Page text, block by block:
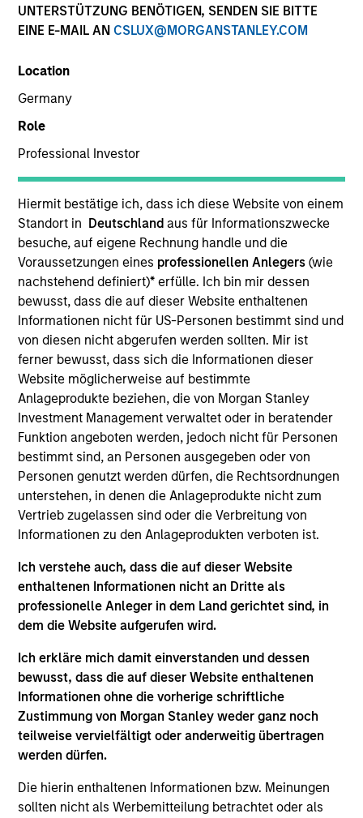
UNTERSTÜTZUNG BENÖTIGEN, SENDEN SIE BITTE
EINE E-MAIL AN CSLUX@MORGANSTANLEY.COM
Location
Germany
Role
Professional Investor
Hiermit bestätige ich, dass ich diese Website von einem
Standort in Deutschland aus für Informationszwecke
besuche, auf eigene Rechnung handle und die
Voraussetzungen eines professionellen Anlegers(wie
nachstehend definiert)* erfülle. Ich bin mir dessen
bewusst, dass die auf dieser Website enthaltenen
Informationen nicht für US-Personen bestimmt sind und
von diesen nicht abgerufen werden sollten. Mir ist
ferner bewusst, dass sich die Informationen dieser
Website möglicherweise auf bestimmte
Anlageprodukte beziehen, die von Morgan Stanley
Investment Management verwaltet oder in beratender
Funktion angeboten werden, jedoch nicht für Personen
bestimmt sind, an Personen ausgegeben oder von
Personen genutzt werden dürfen, die Rechtsordnungen
unterstehen, in denen die Anlageprodukte nicht zum
Vertrieb zugelassen sind oder die Verbreitung von
Informationen zu den Anlageprodukten verboten ist.
Ich verstehe auch, dass die auf dieser Website
enthaltenen Informationen nicht an Dritte als
professionelle Anleger in dem Land gerichtet sind, in
dem die Website aufgerufen wird.
Ich erkläre mich damit einverstanden und dessen
bewusst, dass die auf dieser Website enthaltenen
Informationen ohne die vorherige schriftliche
Zustimmung von Morgan Stanley weder ganz noch
teilweise vervielfältigt oder anderweitig übertragen
werden dürfen.
Die hierin enthaltenen Informationen bzw. Meinungen
sollten nicht als Werbemitteilung betrachtet oder als
14 Years
TEAM
Counterpoint Global
Manas Gautam is an investor for Counterpoint
Global. He joined Morgan Stanley in 2015 and has
14 years of investment experience. Prior to joining
the firm, he was an associate at Osmium Partners,
a long-short hedge fund and served as a Board
Observer at Spark Networks, Inc. (NYSE:LOV).
Previously, he was a research analyst at a family
office and a research intern at Lane Five Capital
Management. Manas received a B.S. in applied
mathematics and economics from Brown
University.
Counterpoint Global
Invests primarily in companies with growing
intrinsic value.
Global Permanence
Invests primarily in established companies
globally that benefit from efficient scale.